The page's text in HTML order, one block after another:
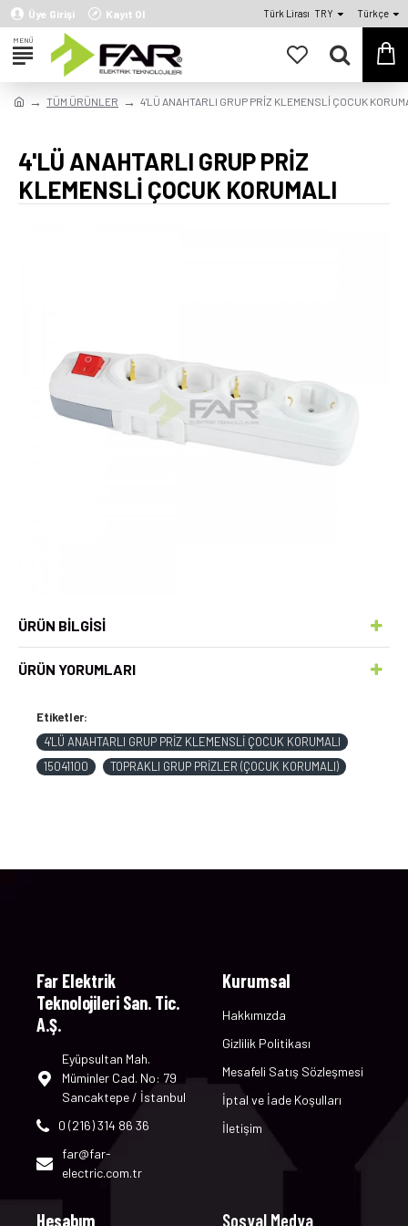
Üye Girişi Kayıt Ol Türk Lirası TRY Türkçe
TÜM ÜRÜNLER 4'LÜ ANAHTARLI GRUP PRİZ KLEMENSLİ ÇOCUK
4'LÜ ANAHTARLI GRUP PRİZ
KLEMENSLİ ÇOCUK KORUMALI
ÜRÜN BILGISI
ÜRÜN YORUMLARI
Etiketler:
4'LÜ ANAHTARLI GRUP PRİZ KLEMENSLİ ÇOCUK KORUMALI
15041100
TOPRAKLI GRUP PRİZLER (ÇOCUK KORUMALI)
Far Elektrik
Teknolojileri San. Tic.
A.Ş.​
Eyüpsultan Mah.
Müminler Cad. No: 79
Sancaktepe / İstanbul
0 (216) 314 86 36
far@far-
electric.com.tr
Kurumsal
Hakkımızda
Gizlilik Politikası
Mesafeli Satış Sözleşmesi
İptal ve İade Koşulları
İletişim
Hesabım Sosyal Medya